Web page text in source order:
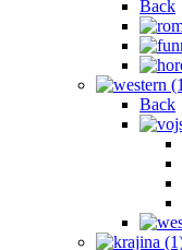
Back
Back